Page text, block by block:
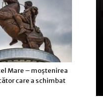
Mare – moștenirea
care a schimbat